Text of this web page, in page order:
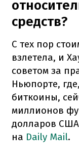
средств?
С тех пор
взлетела, и
советом за
Ньюпорте,
биткоины,
миллионов
долларов
на Daily Mail.